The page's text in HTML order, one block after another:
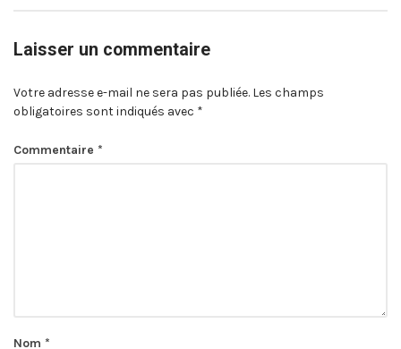
Laisser un commentaire
Votre adresse e-mail ne sera pas publiée. Les champs
obligatoires sont indiqués avec *
Commentaire *
Nom *